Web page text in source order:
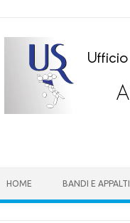
HOME BANDI E APPALTI